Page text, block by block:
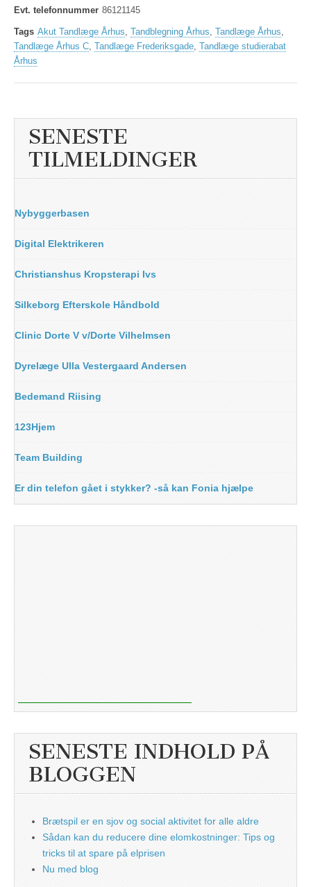
Evt. telefonnummer 86121145
Tags Akut Tandlæge Århus Tandblegning Århus Tandlæge Århus
Tandlæge Århus C Tandlæge Frederiksgade Tandlæge studierabat
Århus
SENESTE
TILMELDINGER
Nybyggerbasen
Digital Elektrikeren
Christianshus Kropsterapi Ivs
Silkeborg Efterskole Håndbold
Clinic Dorte V v/Dorte Vilhelmsen
Dyrelæge Ulla Vestergaard Andersen
Bedemand Riising
123Hjem
Team Building
Er din telefon gået i stykker? -så kan Fonia hjælpe
SENESTE INDHOLD PÅ
BLOGGEN
Brætspil er en sjov og social aktivitet for alle aldre
Sådan kan du reducere dine elomkostninger: Tips og
tricks til at spare på elprisen
Nu med blog